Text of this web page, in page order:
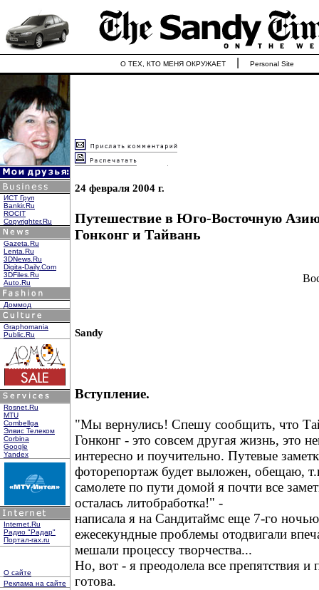
О ТЕХ, КТО МЕНЯ ОКРУЖАЕТ Personal Site
ИСТ Груп
Bankir.Ru
ROCIT
Copyrighter.Ru
Gazeta.Ru
Lenta.Ru
3DNews.Ru
Digita-Daily.Com
3DFiles.Ru
Auto.Ru
Доммод
Graphomania
Public.Ru
Rosnet.Ru
MTU
Combellga
Элвис Телеком
Corbina
Google
Yandex
Internet.Ru
Радио "Радар"
Портал-rax.ru
О сайте
Реклама на сайте
24 февраля 2004 г.
Путешествие в Юго-Восточную
Гонконг и Тайвань
Sandy
Вступление.
"Мы вернулись! Спешу сообщить, что
Гонконг - это совсем другая жизнь, это
интересно и поучительно. Путевые
фоторепортаж будет выложен, обещаю,
самолете по пути домой я почти все
осталась литобработка!" -
написала я на Сандитаймс еще 7-го
ежесекундные проблемы отодвигали
мешали процессу творчества...
Но, вот - я преодолела все препятствия и
готова.